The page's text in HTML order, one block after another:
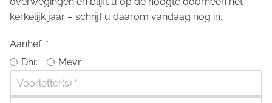
kerkelijk jaar – schrijf u daarom vandaag nog in.
Aanhef: *
Dhr.
Mevr.